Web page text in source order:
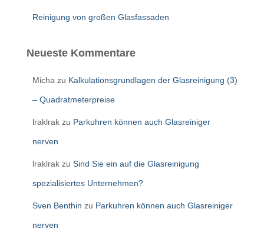
Reinigung von großen Glasfassaden
Neueste Kommentare
Micha zu Kalkulationsgrundlagen der Glasreinigung (3)
– Quadratmeterpreise
lraklrak zu Parkuhren können auch Glasreiniger
nerven
lraklrak zu Sind Sie ein auf die Glasreinigung
spezialisiertes Unternehmen?
Sven Benthin zu Parkuhren können auch Glasreiniger
nerven